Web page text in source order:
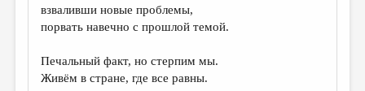
взваливши новые проблемы,
порвать навечно с прошлой темой.
Печальный факт, но стерпим мы.
Живём в стране, где все равны.